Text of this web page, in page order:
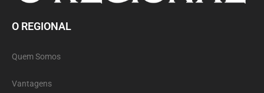
O REGIONAL
Quem Somos
Vantagens